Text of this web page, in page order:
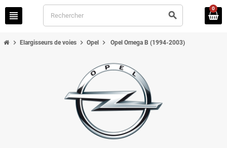
view_headline search
0
chevron_right Elargisseurs de voies chevron_right Opel chevron_right Opel Omega B (1994-2003)